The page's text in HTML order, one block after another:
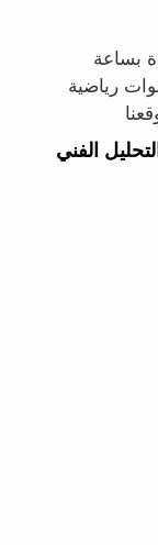
بساعة
رياضية
الفني